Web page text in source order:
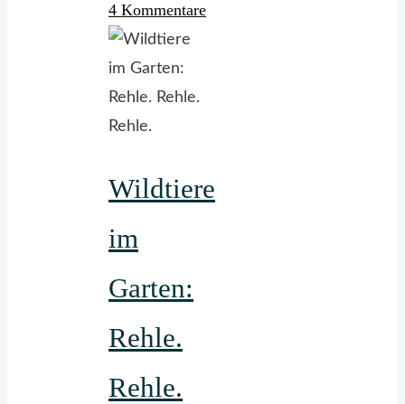
adé"
4 Kommentare
Wildtiere
im
Garten:
Rehle.
Rehle.